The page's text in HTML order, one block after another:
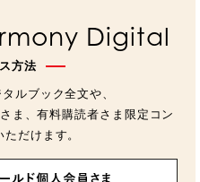
Digital
方法
ルブック全文や、
ま、有料購読者さま限定コン
だけます。